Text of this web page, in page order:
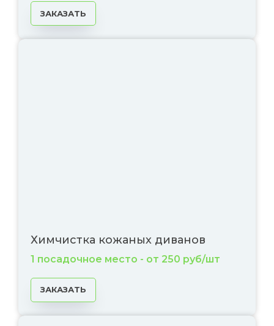
ЗАКАЗАТЬ
Химчистка кожаных диванов
1 посадочное место - от 250 руб/шт
ЗАКАЗАТЬ